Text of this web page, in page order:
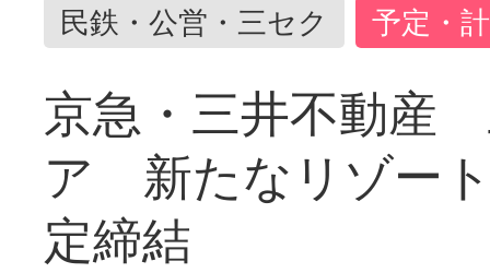
民鉄・公営・三セク 予定・
京急・三井不動産
ア 新たなリゾー
定締結